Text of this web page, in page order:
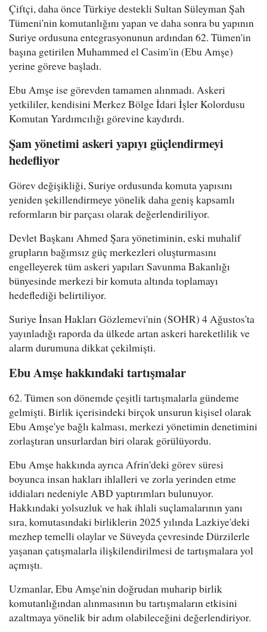
Çiftçi, daha önce Türkiye destekli Sultan Süleyman Şah
Tümeni'nin komutanlığını yapan ve daha sonra bu yapının
Suriye ordusuna entegrasyonunun ardından 62. Tümen'in
başına getirilen Muhammed el Casim'in (Ebu Amşe)
yerine göreve başladı.
Ebu Amşe ise görevden tamamen alınmadı. Askeri
yetkililer, kendisini Merkez Bölge İdari İşler Kolordusu
Komutan Yardımcılığı görevine kaydırdı.
Şam yönetimi askeri yapıyı güçlendirmeyi
hedefliyor
Görev değişikliği, Suriye ordusunda komuta yapısını
yeniden şekillendirmeye yönelik daha geniş kapsamlı
reformların bir parçası olarak değerlendiriliyor.
Devlet Başkanı Ahmed Şara yönetiminin, eski muhalif
grupların bağımsız güç merkezleri oluşturmasını
engelleyerek tüm askeri yapıları Savunma Bakanlığı
bünyesinde merkezi bir komuta altında toplamayı
hedeflediği belirtiliyor.
Suriye İnsan Hakları Gözlemevi'nin (SOHR) 4 Ağustos'ta
yayınladığı raporda da ülkede artan askeri hareketlilik ve
alarm durumuna dikkat çekilmişti.
Ebu Amşe hakkındaki tartışmalar
62. Tümen son dönemde çeşitli tartışmalarla gündeme
gelmişti. Birlik içerisindeki birçok unsurun kişisel olarak
Ebu Amşe'ye bağlı kalması, merkezi yönetimin denetimini
zorlaştıran unsurlardan biri olarak görülüyordu.
Ebu Amşe hakkında ayrıca Afrin'deki görev süresi
boyunca insan hakları ihlalleri ve zorla yerinden etme
iddiaları nedeniyle ABD yaptırımları bulunuyor.
Hakkındaki yolsuzluk ve hak ihlali suçlamalarının yanı
sıra, komutasındaki birliklerin 2025 yılında Lazkiye'deki
mezhep temelli olaylar ve Süveyda çevresinde Dürzilerle
yaşanan çatışmalarla ilişkilendirilmesi de tartışmalara yol
açmıştı.
Uzmanlar, Ebu Amşe'nin doğrudan muharip birlik
komutanlığından alınmasının bu tartışmaların etkisini
azaltmaya yönelik bir adım olabileceğini değerlendiriyor.